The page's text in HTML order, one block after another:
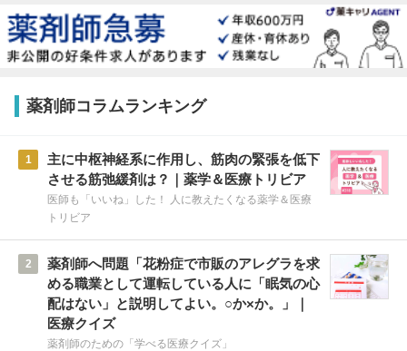
薬剤師コラムランキング
1
主に中枢神経系に作用し、筋肉の緊張を低下
させる筋弛緩剤は？｜薬学＆医療トリビア
医師も「いいね」した！ 人に教えたくなる薬学＆医療
トリビア
2
薬剤師へ問題「花粉症で市販のアレグラを求
める職業として運転している人に「眠気の心
配はない」と説明してよい。○か×か。」｜
医療クイズ
薬剤師のための「学べる医療クイズ」